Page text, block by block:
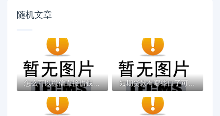
随机文章
怎么可以微信直接借钱呢有哪些？分享9个有逾... 短期贷款有哪些口子可以贷？这几个渠道审批...